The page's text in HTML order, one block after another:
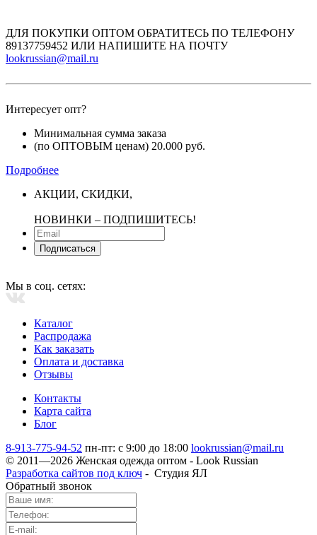
ДЛЯ ПОКУПКИ ОПТОМ ОБРАТИТЕСЬ ПО ТЕЛЕФОНУ
89137759452 ИЛИ НАПИШИТЕ НА ПОЧТУ
lookrussian@mail.ru
Интересует опт?
Минимальная сумма заказа
(по ОПТОВЫМ ценам) 20.000 руб.
Подробнее
АКЦИИ, СКИДКИ,
НОВИНКИ ‒ ПОДПИШИТЕСЬ!
Подписаться
Мы в соц. сетях:
Каталог
Распродажа
Как заказать
Оплата и доставка
Отзывы
Контакты
Карта сайта
Блог
8-913-775-94-52 пн-пт: с 9:00 до 18:00 lookrussian@mail.ru
© 2011—2026 Женская одежда оптом - Look Russian
Разработка сайтов под ключ - Студия ЯЛ
Обратный звонок